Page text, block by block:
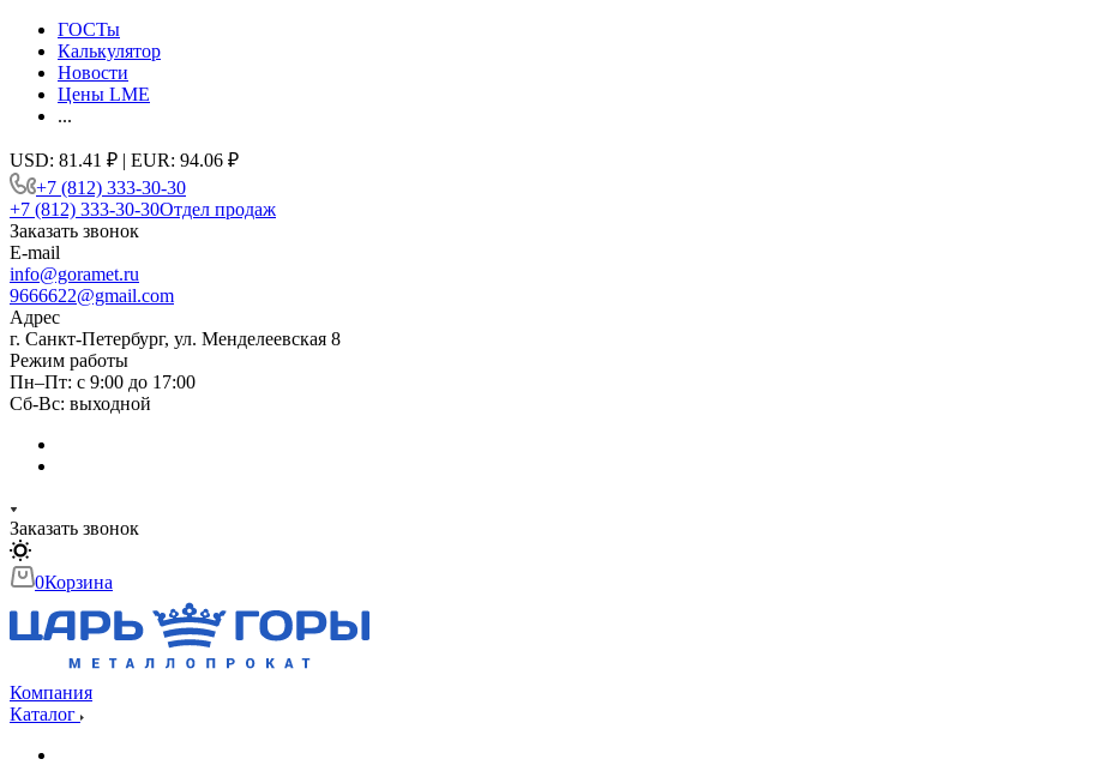
ГОСТы
Калькулятор
Новости
Цены LME
...
USD: 81.41 ₽ | EUR: 94.06 ₽
+7 (812) 333-30-30
+7 (812) 333-30-30Отдел продаж
Заказать звонок
E-mail
info@goramet.ru
9666622@gmail.com
Адрес
г. Санкт-Петербург, ул. Менделеевская 8
Режим работы
Пн–Пт: с 9:00 до 17:00
Сб-Вс: выходной
Заказать звонок
0Корзина
Компания
Каталог